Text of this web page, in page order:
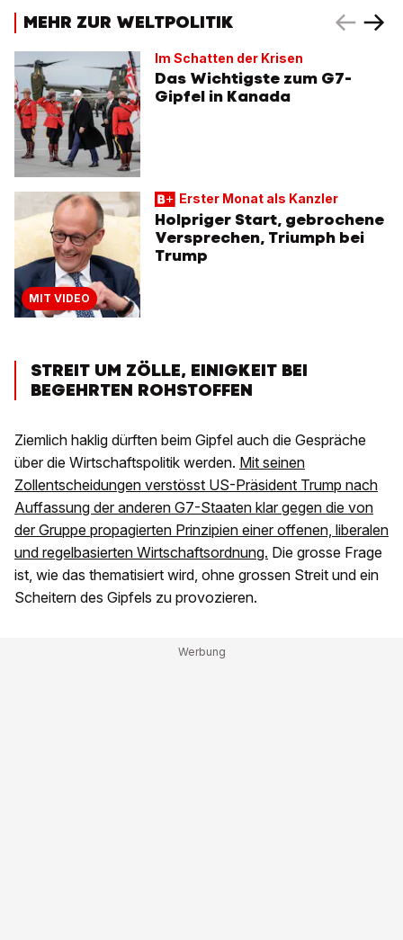
MEHR ZUR WELTPOLITIK
Im Schatten der Krisen
Das Wichtigste zum G7-
Gipfel in Kanada
MIT VIDEO
Erster Monat als Kanzler
Holpriger Start, gebrochene
Versprechen, Triumph bei
Trump
STREIT UM ZÖLLE, EINIGKEIT BEI
BEGEHRTEN ROHSTOFFEN
Ziemlich haklig dürften beim Gipfel auch die Gespräche
über die Wirtschaftspolitik werden. Mit seinen
Zollentscheidungen verstösst US-Präsident Trump nach
Auffassung der anderen G7-Staaten klar gegen die von
der Gruppe propagierten Prinzipien einer offenen, liberalen
und regelbasierten Wirtschaftsordnung. Die grosse Frage
ist, wie das thematisiert wird, ohne grossen Streit und ein
Scheitern des Gipfels zu provozieren.